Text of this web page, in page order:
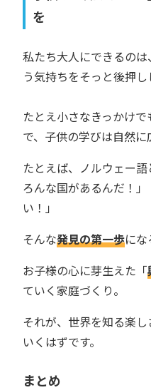
を
私たち大人にできるの
う気持ちをそっと後押し
たとえ小さなきっかけ
で、子供の学びは自然に
たとえば、ノルウェー
ろんな国があるんだ！
い！」
そんな発見の第一歩にな
お子様の心に芽生えた「
ていく家庭づくり。
それが、世界を知る楽
いくはずです。
まとめ